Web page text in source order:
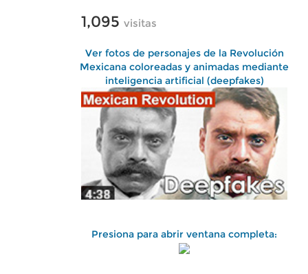
1,095 visitas
Ver fotos de personajes de la Revolución
Mexicana coloreadas y animadas mediante
inteligencia artificial (deepfakes)
Presiona para abrir ventana completa: